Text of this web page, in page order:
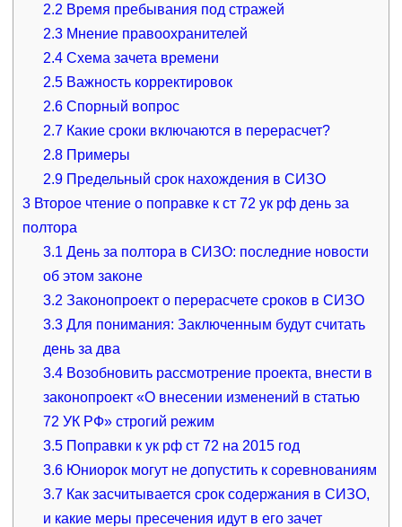
2.2 Время пребывания под стражей
2.3 Мнение правоохранителей
2.4 Схема зачета времени
2.5 Важность корректировок
2.6 Спорный вопрос
2.7 Какие сроки включаются в перерасчет?
2.8 Примеры
2.9 Предельный срок нахождения в СИЗО
3Второе чтение о поправке к ст 72 ук рф день за
полтора
3.1 День за полтора в СИЗО: последние новости
об этом законе
3.2 Законопроект о перерасчете сроков в СИЗО
3.3 Для понимания: Заключенным будут считать
день за два
3.4 Возобновить рассмотрение проекта, внести в
законопроект «О внесении изменений в статью
72 УК РФ» строгий режим
3.5 Поправки к ук рф ст 72 на 2015 год
3.6 Юниорок могут не допустить к соревнованиям
3.7 Как засчитывается срок содержания в СИЗО,
и какие меры пресечения идут в его зачет